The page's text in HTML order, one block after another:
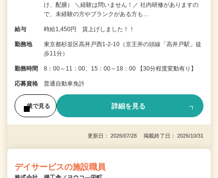
け、配膳） ＼経験は問いません！／ 社内研修がありますの
で、未経験の方やブランクがある方も…
給与 時給1,450円 賃上げしました！！
勤務地
東京都杉並区高井戸西1-2-10（京王井の頭線「高井戸駅」徒
歩11分）
勤務時間 8：00～11：00、15：00～18：00 【30分程度変動有り】
応募資格 普通自動車免許
後で見る 詳細を見る
更新日： 2026/07/28 掲載終了日： 2026/10/31
デイサービスの施設職員